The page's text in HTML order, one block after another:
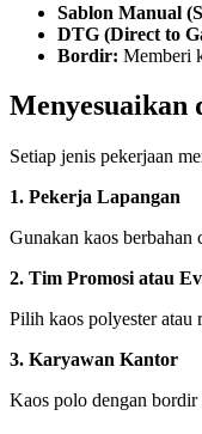
Sablon Manual
DTG (Direct to
Bordir: Memberi
Menyesuaikan
Setiap jenis pekerjaan
1. Pekerja Lapangan
Gunakan kaos berbahan
2. Tim Promosi atau
Pilih kaos polyester atau
3. Karyawan Kantor
Kaos polo dengan